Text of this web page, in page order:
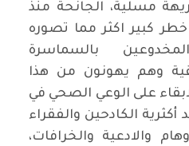
مسلية، الجانحة منذ
خطر كبير اكثر مما تصوره
بالسماسرة
وهم يهونون من هذا
على الوعي الصحي في
أكثرية الكادحين والفقراء
والادعية والخرافات،